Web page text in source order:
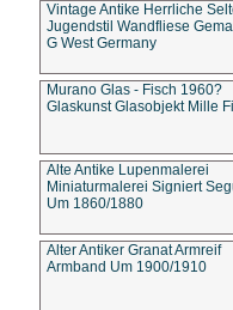
Vintage Antike Herrliche
Jugendstil Wandfliese
G West Germany
Murano Glas - Fisch 1960?
Glaskunst Glasobjekt Mille
Alte Antike Lupenmalerei
Miniaturmalerei Signiert
Um 1860/1880
Alter Antiker Granat Armreif
Armband Um 1900/1910